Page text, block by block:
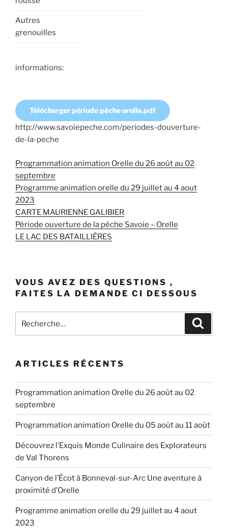
Autres
grenouilles
informations:
Télécharger période pêche orelle.pdf
http://www.savoiepeche.com/periodes-douverture-
de-la-peche
Programmation animation Orelle du 26 août au 02
septembre
Programme animation orelle du 29 juillet au 4 aout
2023
CARTE MAURIENNE GALIBIER
Période ouverture de la pêche Savoie – Orelle
LE LAC DES BATAILLIÈRES
VOUS AVEZ DES QUESTIONS ,
FAITES LA DEMANDE CI DESSOUS
pour
ARTICLES RÉCENTS
Programmation animation Orelle du 26 août au 02
septembre
Programmation animation Orelle du 05 août au 11 août
Découvrez l’Exquis Monde Culinaire des Explorateurs
de Val Thorens
Canyon de l’Écot à Bonneval-sur-Arc Une aventure à
proximité d’Orelle
Programme animation orelle du 29 juillet au 4 aout
2023